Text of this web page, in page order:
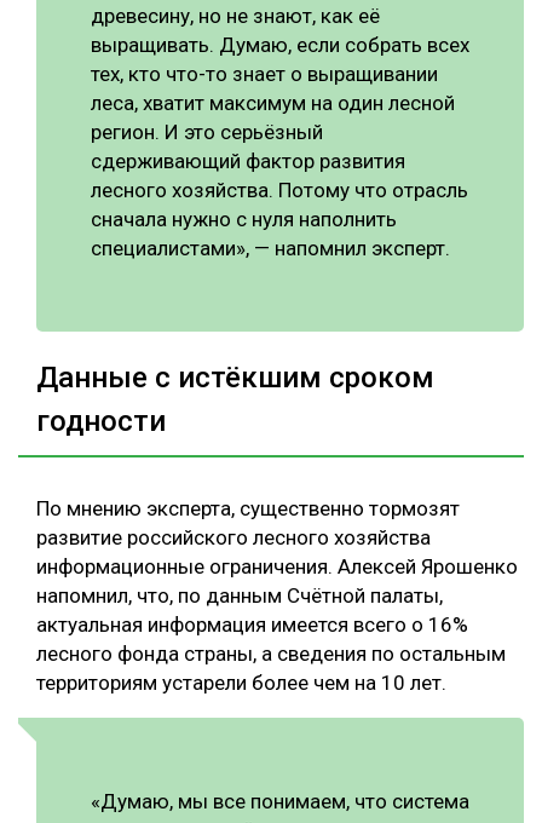
древесину, но не знают, как её
выращивать. Думаю, если собрать всех
тех, кто что-то знает о выращивании
леса, хватит максимум на один лесной
регион. И это серьёзный
сдерживающий фактор развития
лесного хозяйства. Потому что отрасль
сначала нужно с нуля наполнить
специалистами», — напомнил эксперт.
Данные с истёкшим сроком
годности
По мнению эксперта, существенно тормозят
развитие российского лесного хозяйства
информационные ограничения. Алексей Ярошенко
напомнил, что, по данным Счётной палаты,
актуальная информация имеется всего о 16%
лесного фонда страны, а сведения по остальным
территориям устарели более чем на 10 лет.
«Думаю, мы все понимаем, что система